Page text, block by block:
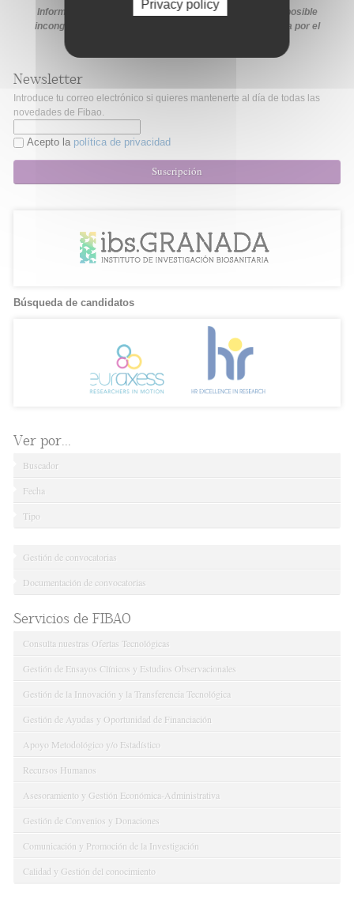
Información extraída de la web de la ayuda. En caso de posible
incongruencia, prevalecerá la información proporcionada por el
Newsletter
Introduce tu correo electrónico si quieres mantenerte al día de todas las
novedades de Fibao.
Acepto la política de privacidad
Suscripción
Búsqueda de candidatos
Ver por...
Buscador
Fecha
Tipo
Gestión de convocatorias
Documentación de convocatorias
Servicios de FIBAO
Consulta nuestras Ofertas Tecnológicas
Gestión de Ensayos Clínicos y Estudios Observacionales
Gestión de la Innovación y la Transferencia Tecnológica
Gestión de Ayudas y Oportunidad de Financiación
Apoyo Metodológico y/o Estadístico
Recursos Humanos
Asesoramiento y Gestión Económica-Administrativa
Gestión de Convenios y Donaciones
Comunicación y Promoción de la Investigación
Calidad y Gestión del conocimiento
Privacy policy